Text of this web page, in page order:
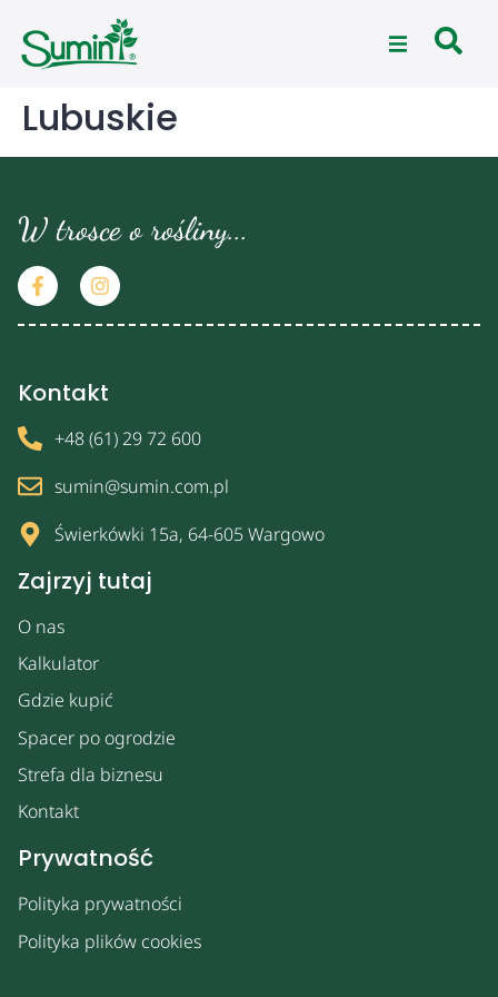
Lubuskie
W trosce o rośliny...
Zajrzyj tutaj
O nas
Kalkulator
Gdzie kupić
Spacer po ogrodzie
Strefa dla biznesu
Kontakt
Prywatność
Polityka prywatności
Polityka plików cookies
Kontakt
+48 (61) 29 72 600
sumin@sumin.com.pl
Świerkówki 15a, 64-605 Wargowo